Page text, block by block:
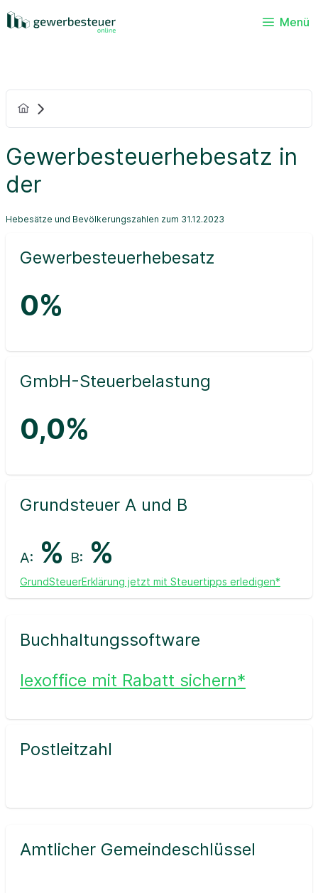
Menü
Gewerbesteuerhebesatz in
der
Hebesätze und Bevölkerungszahlen zum 31.12.2023
Gewerbesteuerhebesatz
0%
GmbH-Steuerbelastung
0,0%
Grundsteuer A und B
A: % B: %
GrundSteuerErklärung jetzt mit Steuertipps erledigen*
Buchhaltungssoftware
lexoffice mit Rabatt sichern*
Postleitzahl
Amtlicher Gemeindeschlüssel